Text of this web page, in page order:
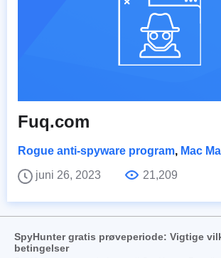
Fuq.com
Rogue anti-spyware program, Mac
juni 26, 2023
21,209
SpyHunter gratis prøveperiode: Vigtige
betingelser